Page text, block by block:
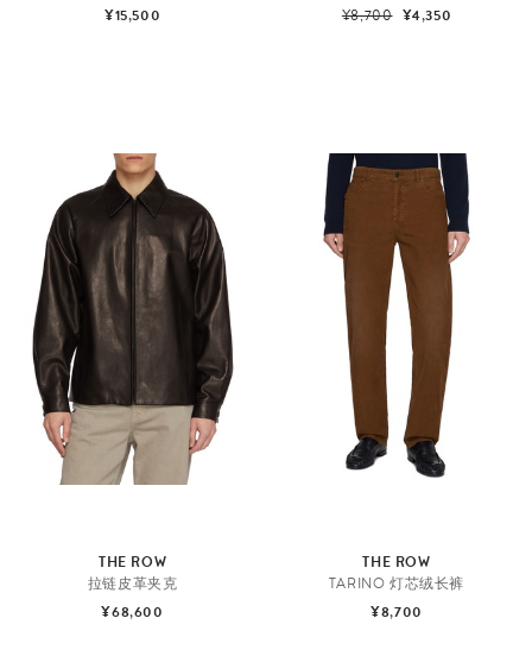
¥15,500 ¥8,700 ¥4,350
THE ROW
拉链皮革夹克
¥68,600
THE ROW
TARINO 灯芯绒长裤
¥8,700